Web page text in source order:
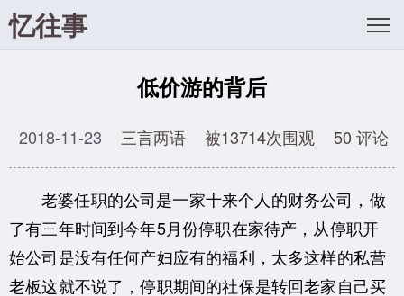
忆往事
低价游的背后
2018-11-23 三言两语 被13714次围观 50 评论
老婆任职的公司是一家十来个人的财务公司，做
了有三年时间到今年5月份停职在家待产，从停职开
始公司是没有任何产妇应有的福利，太多这样的私营
老板这就不说了，停职期间的社保是转回老家自己买